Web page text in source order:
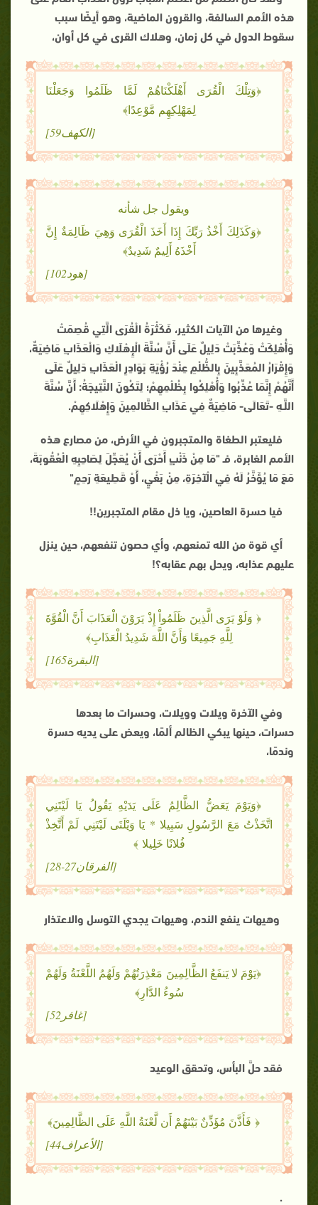
هذه الأمم السالفة، والقرون الماضية، وهو أيضًا سبب
سقوط الدول في كل زمان، وهلاك القرى في كل أوان،
﴿وَتِلْكَ الْقُرَى أَهْلَكْنَاهُمْ لَمَّا ظَلَمُوا وَجَعَلْنَا
لِمَهْلِكِهِم مَّوْعِدًا﴾
[الكهف59]
ويقول جل شأنه
﴿وَكَذَلِكَ أَخْذُ رَبِّكَ إِذَا أَخَذَ الْقُرَى وَهِيَ ظَالِمَةٌ إِنَّ
أَخْذَهُ أَلِيمٌ شَدِيدٌ﴾
[هود102]
وغيرها من الآيات الكثير، فَكَثْرَةُ الْقُرَى الَّتِي قُصِمَتْ
وَأُهْلِكَتْ وَعُذِّبَتْ دَلِيلٌ عَلَى أَنَّ سُنَّةَ الْإِهْلَاكِ وَالْعَذَابِ مَاضِيَةٌ،
وَإِقْرَارُ المُعَذَّبِينَ بِالظُّلْمِ عِنْدَ رُؤْيَةِ بَوَادِرِ الْعَذَابِ دَلِيلٌ عَلَى
أَنَّهُمْ إِنَّمَا عُذِّبُوا وَأُهْلِكُوا بِظُلْمِهِمْ؛ لِتَكُونَ النَّتِيجَةُ: أَنَّ سُنَّةَ
اللَّـهِ -تَعَالَى- مَاضِيَةٌ فِي عَذَابِ الظَّالمِينَ وَإِهْلَاكِهِمْ.
فليعتبر الطغاة والمتجبرون في الأرض، من مصارع هذه
الأمم الغابرة، فـ "مَا مِنْ ذَنْبٍ أَحْرَى أَنْ يُعَجِّلَ لِصَاحِبِهِ الْعُقُوبَةَ،
مَعَ مَا يُؤَخَّرُ لَهُ فِي الْآخِرَةِ، مِنْ بَغْيٍ، أَوْ قَطِيعَةِ رَحِمٍ"
فيا حسرة العاصين، ويا ذل مقام المتجبرين!!
أي قوة من الله تمنعهم، وأي حصون تنفعهم، حين ينزل
عليهم عذابه، ويحل بهم عقابه؟!
﴿ وَلَوْ يَرَى الَّذِينَ ظَلَمُواْ إِذْ يَرَوْنَ الْعَذَابَ أَنَّ الْقُوَّةَ
لِلَّهِ جَمِيعًا وَأَنَّ اللَّهَ شَدِيدُ الْعَذَابِ﴾
[البقرة165]
وفي الآخرة ويلات وويلات، وحسرات ما بعدها
حسرات، حينها يبكي الظالم ألمًا، ويعض على يديه حسرة
وندمًا،
﴿وَيَوْمَ يَعَضُّ الظَّالِمُ عَلَى يَدَيْهِ يَقُولُ يَا لَيْتَنِي
اتَّخَذْتُ مَعَ الرَّسُولِ سَبِيلا * يَا وَيْلَتَى لَيْتَنِي لَمْ أَتَّخِذْ
فُلانًا خَلِيلا ﴾
[الفرقان27-28]
وهيهات ينفع الندم، وهيهات يجدي التوسل والاعتذار
﴿يَوْمَ لا يَنفَعُ الظَّالِمِينَ مَعْذِرَتُهُمْ وَلَهُمُ اللَّعْنَةُ وَلَهُمْ
سُوءُ الدَّارِ﴾
[غافر52]
فقد حلَّ البأس، وتحقق الوعيد
﴿ فَأَذَّنَ مُؤَذِّنٌ بَيْنَهُمْ أَن لَّعْنَةُ اللَّهِ عَلَى الظَّالِمِينَ﴾
[الأعراف44]
.